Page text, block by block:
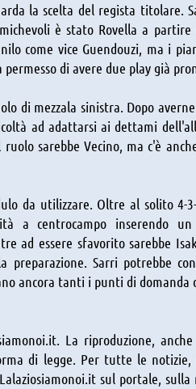
la scelta del regista titolare.
è stato Rovella a
come vice Guendouzi, ma i
di avere due play già
di mezzala sinistra. Dopo
ad adattarsi ai dettami
sarebbe Vecino, ma c'è
da utilizzare. Oltre al solito 4-
a centrocampo inserendo
ad essere sfavorito sarebbe
preparazione. Sarri potrebbe
ancora tanti i punti di domanda
La riproduzione,
di legge. Per tutte le
sul portale,